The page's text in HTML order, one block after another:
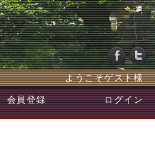
ようこそゲスト様
会員登録 ログイン